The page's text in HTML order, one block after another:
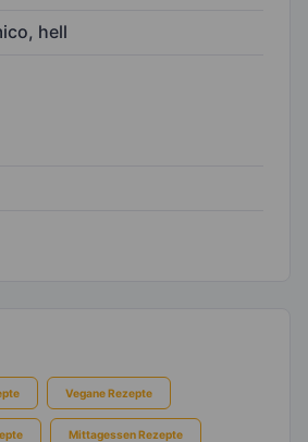
hell
Vegane Rezepte
Mittagessen Rezepte